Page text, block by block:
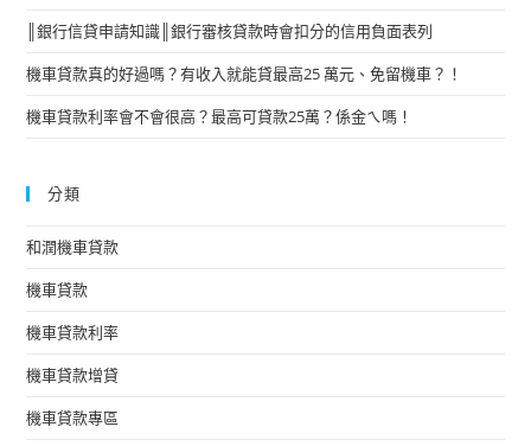
║銀行信貸申請知識║銀行審核貸款時會扣分的信用負面表列
機車貸款真的好過嗎？有收入就能貸最高25 萬元、免留機車？！
機車貸款利率會不會很高？最高可貸款25萬？係金ㄟ嗎！
分類
和潤機車貸款
機車貸款
機車貸款利率
機車貸款增貸
機車貸款專區